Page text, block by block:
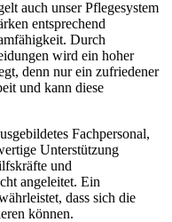
auch unser Pflegesystem
entsprechend
Durch
wird ein hoher
denn nur ein zufriedener
und kann diese
Fachpersonal,
Unterstützung
und
angeleitet. Ein
dass sich die
können.